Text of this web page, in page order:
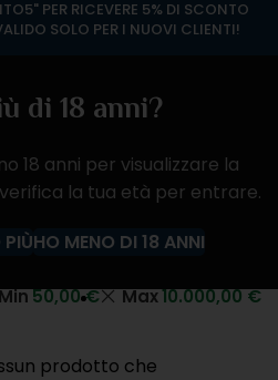
di 18 anni?
18 anni per visualizzare la
la tua età per entrare.
HO MENO DI 18 ANNI
50,00€ Max10.000,00€
prodotto che
PER RICEVERE 5% DI SCONTO
SOLO PER I NUOVI CLIENTI!